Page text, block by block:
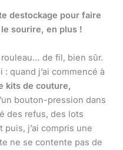
destockage pour faire
sourire, en plus !
de fil, bien sûr.
quand j’ai commencé à
kits de couture,
bouton-pression dans
des refus, des lots
puis, j’ai compris une
ne se contente pas de